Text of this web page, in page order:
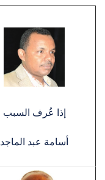
إذا عُرف السبب
أسامة عبد الماجد